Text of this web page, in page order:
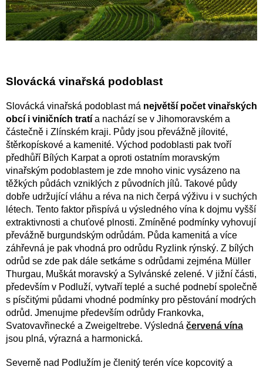
Slovácká vinařská podoblast
Slovácká vinařská podoblast má největší počet vinařských
obcí i viničních tratí a nachází se v Jihomoravském a
částečně i Zlínském kraji. Půdy jsou převážně jílovité,
štěrkopískové a kamenité. Východ podoblasti pak tvoří
předhůří Bílých Karpat a oproti ostatním moravským
vinařským podoblastem je zde mnoho vinic vysázeno na
těžkých půdách vzniklých z původních jílů. Takové půdy
dobře udržující vláhu a réva na nich čerpá výživu i v suchých
létech. Tento faktor přispívá u výsledného vína k dojmu vyšší
extraktivnosti a chuťové plnosti. Zmíněné podmínky vyhovují
převážně burgundským odrůdám. Půda kamenitá a více
záhřevná je pak vhodná pro odrůdu Ryzlink rýnský. Z bílých
odrůd se zde pak dále setkáme s odrůdami zejména Müller
Thurgau, Muškát moravský a Sylvánské zelené. V jižní části,
především v Podluží, vytvaří teplé a suché podnebí společně
s písčitými půdami vhodné podmínky pro pěstování modrých
odrůd. Jmenujme především odrůdy Frankovka,
Svatovavřinecké a Zweigeltrebe. Výsledná červená vína
jsou plná, výrazná a harmonická.
Severně nad Podlužím je členitý terén více kopcovitý a